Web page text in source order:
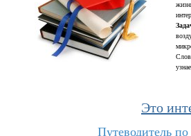
Это
Путеводитель